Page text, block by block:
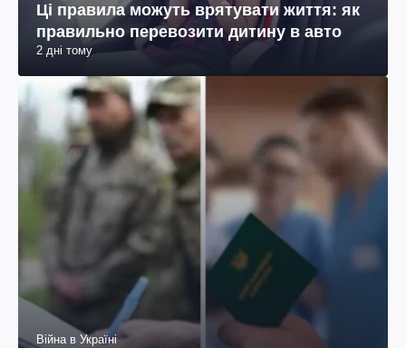
Ці правила можуть врятувати життя: як
правильно перевозити дитину в авто
2 дні тому
Війна в Україні